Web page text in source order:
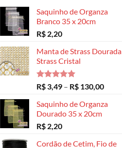
Saquinho de Organza
Branco 35 x 20cm
R$2,20
Manta de Strass Dourada
Strass Cristal
Avaliação
5.00
de 5
R$3,49 – R$130,00Faixa
preço:
Saquinho de Organza
Dourado 35 x 20cm
R$2,20
Cordão de Cetim, Fio de